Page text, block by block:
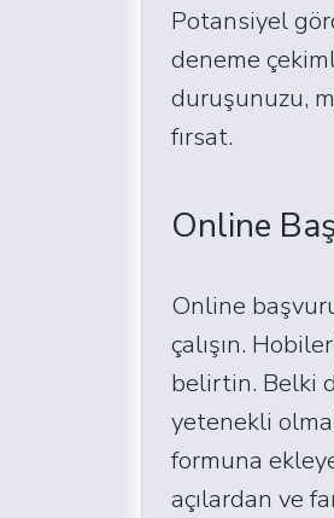
Potansiyel
deneme
duruşunuzu,
fırsat.
Online
Online
çalışın.
belirtin. Belki
yetenekli
formuna
açılardan ve